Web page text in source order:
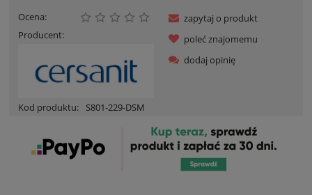
Ocena:
Producent:
Kod produktu: S801-229-DSM
zapytaj o produkt
poleć znajomemu
dodaj opinię